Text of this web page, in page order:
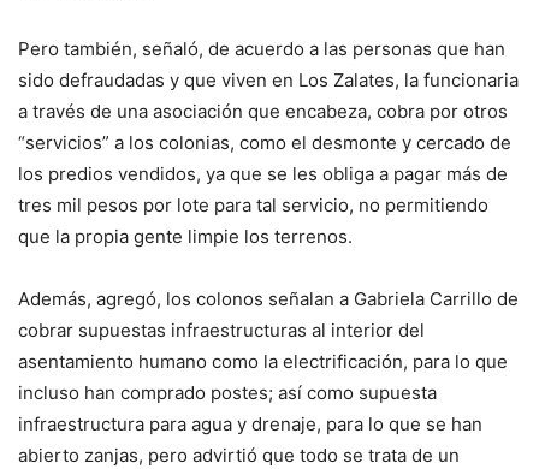
Pero también, señaló, de acuerdo a las personas que han
sido defraudadas y que viven en Los Zalates, la funcionaria
a través de una asociación que encabeza, cobra por otros
“servicios” a los colonias, como el desmonte y cercado de
los predios vendidos, ya que se les obliga a pagar más de
tres mil pesos por lote para tal servicio, no permitiendo
que la propia gente limpie los terrenos.
Además, agregó, los colonos señalan a Gabriela Carrillo de
cobrar supuestas infraestructuras al interior del
asentamiento humano como la electrificación, para lo que
incluso han comprado postes; así como supuesta
infraestructura para agua y drenaje, para lo que se han
abierto zanjas, pero advirtió que todo se trata de un